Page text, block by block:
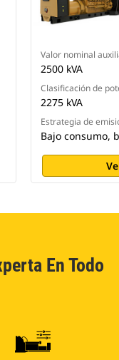
Valor nominal
2500 kVA
Clasificación de
2275 kVA
Estrategia de
Bajo consumo,
En Todo